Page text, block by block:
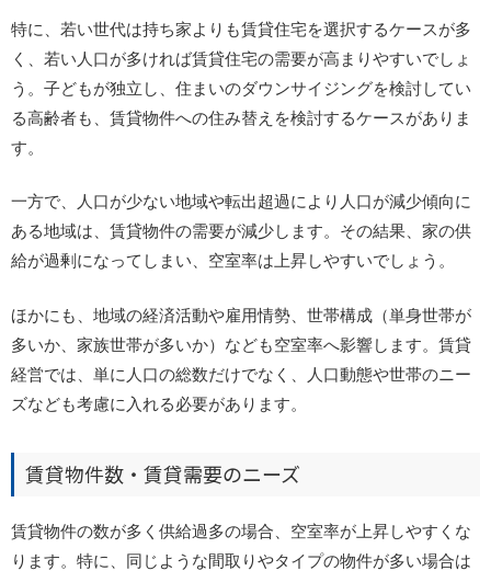
特に、若い世代は持ち家よりも賃貸住宅を選択するケースが多
く、若い人口が多ければ賃貸住宅の需要が高まりやすいでしょ
う。子どもが独立し、住まいのダウンサイジングを検討してい
る高齢者も、賃貸物件への住み替えを検討するケースがありま
す。
一方で、人口が少ない地域や転出超過により人口が減少傾向に
ある地域は、賃貸物件の需要が減少します。その結果、家の供
給が過剰になってしまい、空室率は上昇しやすいでしょう。
ほかにも、地域の経済活動や雇用情勢、世帯構成（単身世帯が
多いか、家族世帯が多いか）なども空室率へ影響します。賃貸
経営では、単に人口の総数だけでなく、人口動態や世帯のニー
ズなども考慮に入れる必要があります。
賃貸物件数・賃貸需要のニーズ
賃貸物件の数が多く供給過多の場合、空室率が上昇しやすくな
ります。特に、同じような間取りやタイプの物件が多い場合は